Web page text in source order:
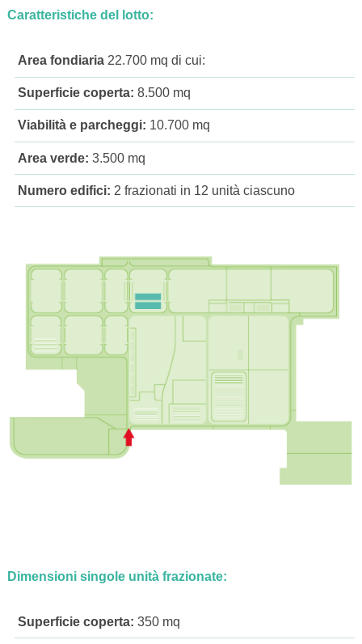
Caratteristiche del lotto:
Area fondiaria 22.700 mq di cui:
Superficie coperta: 8.500 mq
Viabilità e parcheggi: 10.700 mq
Area verde: 3.500 mq
Numero edifici: 2 frazionati in 12 unità ciascuno
Dimensioni singole unità frazionate:
Superficie coperta: 350 mq